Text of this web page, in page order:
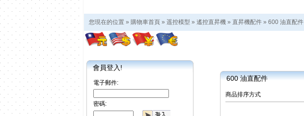
您現在的位置 » 購物車首頁 » 遥控模型 » 遙控直昇機 » 直昇機配件 » 600 油直配件
會員登入!
電子郵件:
密碼:
600 油直配件
商品排序方式